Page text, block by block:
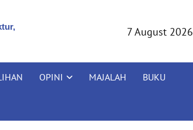
7 August 2026
OPINI MAJALAH BUKU